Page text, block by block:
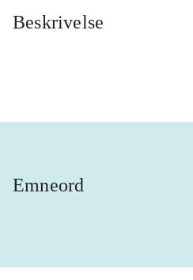
Beskrivelse
Emneord